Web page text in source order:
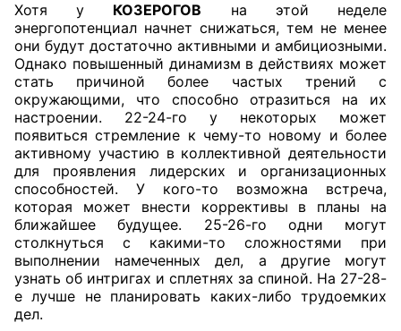
Хотя у КОЗЕРОГОВ на этой неделе
энергопотенциал начнет снижаться, тем не менее
они будут достаточно активными и амбициозными.
Однако повышенный динамизм в действиях может
стать причиной более частых трений с
окружающими, что способно отразиться на их
настроении. 22-24-го у некоторых может
появиться стремление к чему-то новому и более
активному участию в коллективной деятельности
для проявления лидерских и организационных
способностей. У кого-то возможна встреча,
которая может внести коррективы в планы на
ближайшее будущее. 25-26-го одни могут
столкнуться с какими-то сложностями при
выполнении намеченных дел, а другие могут
узнать об интригах и сплетнях за спиной. На 27-28-
е лучше не планировать каких-либо трудоемких
дел.